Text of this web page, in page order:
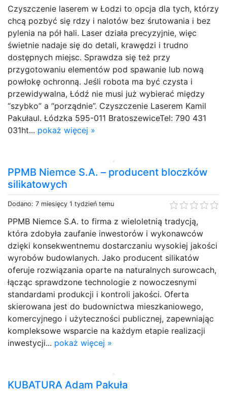
Czyszczenie laserem w Łodzi to opcja dla tych, którzy
chcą pozbyć się rdzy i nalotów bez śrutowania i bez
pylenia na pół hali. Laser działa precyzyjnie, więc
świetnie nadaje się do detali, krawędzi i trudno
dostępnych miejsc. Sprawdza się też przy
przygotowaniu elementów pod spawanie lub nową
powłokę ochronną. Jeśli robota ma być czysta i
przewidywalna, Łódź nie musi już wybierać między
“szybko” a “porządnie”. Czyszczenie Laserem Kamil
Pakułaul. Łódzka 595-011 BratoszewiceTel: 790 431
031ht... pokaż więcej »
PPMB Niemce S.A. – producent bloczków
silikatowych
Dodano: 7 miesięcy 1 tydzień temu
PPMB Niemce S.A. to firma z wieloletnią tradycją,
która zdobyła zaufanie inwestorów i wykonawców
dzięki konsekwentnemu dostarczaniu wysokiej jakości
wyrobów budowlanych. Jako producent silikatów
oferuje rozwiązania oparte na naturalnych surowcach,
łącząc sprawdzone technologie z nowoczesnymi
standardami produkcji i kontroli jakości. Oferta
skierowana jest do budownictwa mieszkaniowego,
komercyjnego i użyteczności publicznej, zapewniając
kompleksowe wsparcie na każdym etapie realizacji
inwestycji... pokaż więcej »
KUBATURA Adam Pakuła